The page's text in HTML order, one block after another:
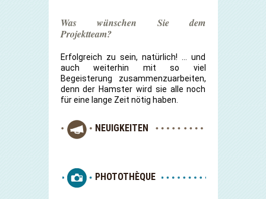
Was wünschen Sie dem
Projektteam?
Erfolgreich zu sein, natürlich! … und
auch weiterhin mit so viel
Begeisterung zusammenzuarbeiten,
denn der Hamster wird sie alle noch
für eine lange Zeit nötig haben.
NEUIGKEITEN
PHOTOTHÈQUE